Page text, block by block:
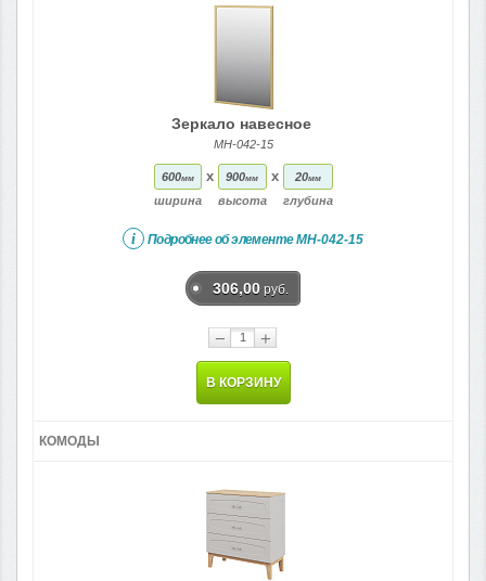
Зеркало навесное
МН-042-15
600мм
ширина
x 900мм
высота
x 20мм
глубина
i Подробнее об элементеМН-042-15
306,00 руб.
− +
В КОРЗИНУ
КОМОДЫ